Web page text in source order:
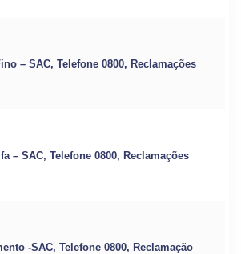
– SAC, Telefone 0800, Reclamações
– SAC, Telefone 0800, Reclamações
-SAC, Telefone 0800, Reclamação